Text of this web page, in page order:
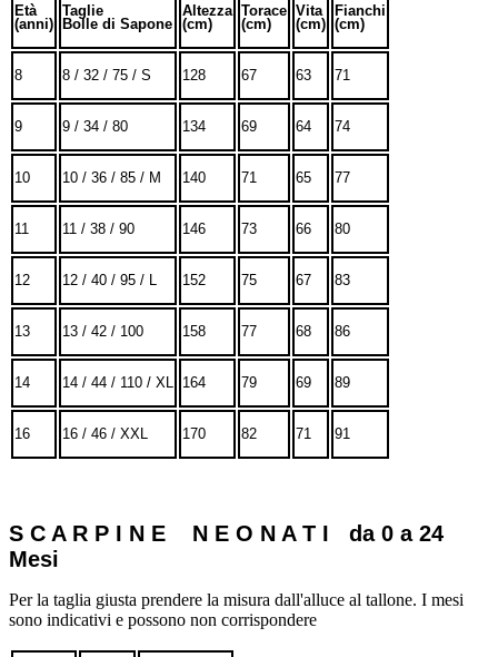
Età
(anni)
Taglie
Bolle di Sapone
Altezza
(cm)
Torace
(cm)
Vita
(cm)
Fianchi
(cm)
8 8 / 32 / 75 / S 128 67 63 71
9 9 / 34 / 80 134 69 64 74
10 10 / 36 / 85 / M 140 71 65 77
11 11 / 38 / 90 146 73 66 80
12 12 / 40 / 95 / L 152 75 67 83
13 13 / 42 / 100 158 77 68 86
14 14 / 44 / 110 / XL 164 79 69 89
16 16 / 46 / XXL 170 82 71 91
S C A R P I N E N E O N A T I da 0 a 24
Mesi
Per la taglia giusta prendere la misura dall'alluce al tallone. I mesi
sono indicativi e possono non corrispondere